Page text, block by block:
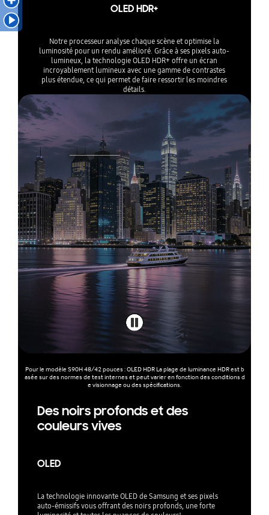
OLED HDR+
Notre processeur analyse chaque scène et optimise la
luminosité pour un rendu amélioré. Grâce à ses pixels auto-
lumineux, la technologie OLED HDR+ offre un écran
incroyablement lumineux avec une gamme de contrastes
plus étendue, ce qui permet de faire ressortir les moindres
détails.
Pour le modèle S90H 48/42 pouces : OLED HDR La plage de luminance HDR est b
asée sur des normes de test internes et peut varier en fonction des conditions d
e visionnage ou des spécifications.
Des noirs profonds et des
couleurs vives
OLED
La technologie innovante OLED de Samsung et ses pixels
auto-émissifs vous offrant des noirs profonds, une forte